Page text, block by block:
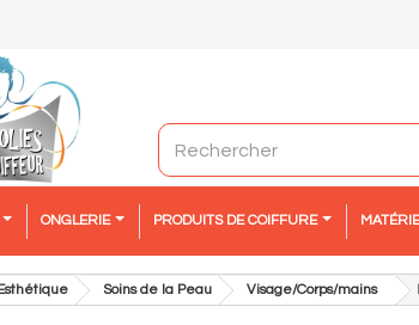
ONGLERIE PRODUITS DE COIFFURE
Soins de la Peau Visage/Corps/mains